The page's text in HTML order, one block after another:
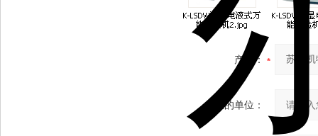
产品：
您的单位：